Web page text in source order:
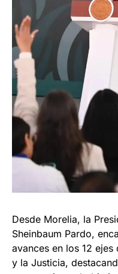
Desde Morelia, la
Sheinbaum Pardo,
avances en los 12
y la Justicia,